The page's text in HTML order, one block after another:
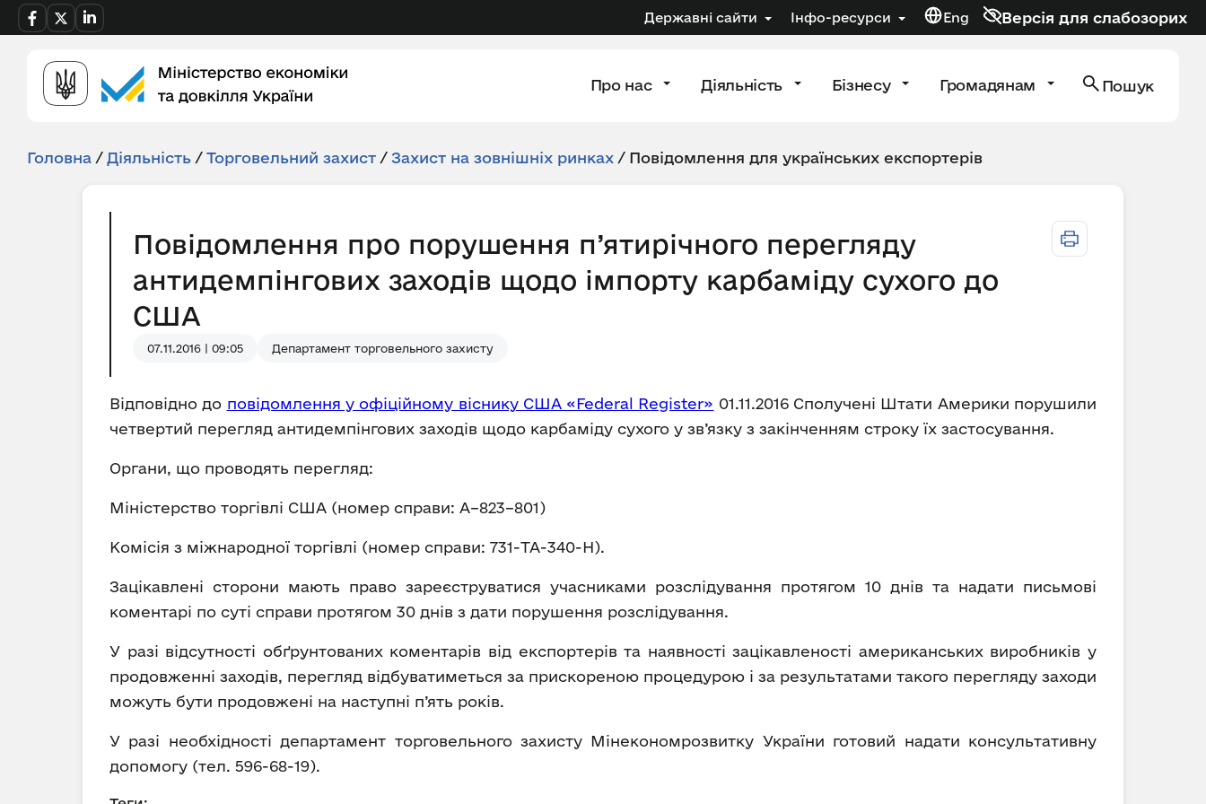
Державні сайти Інфо-ресурси Eng Версія для слабозорих
Про нас Діяльність Бізнесу Громадянам Пошук
Головна / Діяльність / Торговельний захист / Захист на зовнішніх ринках / Повідомлення для українських експортерів
Повідомлення про порушення п’ятирічного перегляду
антидемпінгових заходів щодо імпорту карбаміду сухого до
США
07.11.2016 | 09:05 Департамент торговельного захисту
Відповідно до повідомлення у офіційному віснику США «Federal Register» 01.11.2016 Сполучені Штати Америки порушили
четвертий перегляд антидемпінгових заходів щодо карбаміду сухого у зв’язку з закінченням строку їх застосування.
Органи, що проводять перегляд:
Міністерство торгівлі США (номер справи: A–823–801)
Комісія з міжнародної торгівлі (номер справи: 731-TA-340-H).
Зацікавлені сторони мають право зареєструватися учасниками розслідування протягом 10 днів та надати письмові
коментарі по суті справи протягом 30 днів з дати порушення розслідування.
У разі відсутності обґрунтованих коментарів від експортерів та наявності зацікавленості американських виробників у
продовженні заходів, перегляд відбуватиметься за прискореною процедурою і за результатами такого перегляду заходи
можуть бути продовжені на наступні п’ять років.
У разі необхідності департамент торговельного захисту Мінекономрозвитку України готовий надати консультативну
допомогу (тел. 596-68-19).